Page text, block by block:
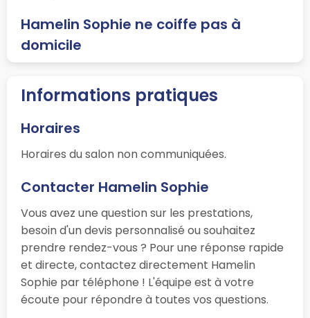
Hamelin Sophie ne coiffe pas à
domicile
Informations pratiques
Horaires
Horaires du salon non communiquées.
Contacter Hamelin Sophie
Vous avez une question sur les prestations,
besoin d'un devis personnalisé ou souhaitez
prendre rendez-vous ? Pour une réponse rapide
et directe, contactez directement Hamelin
Sophie par téléphone ! L'équipe est à votre
écoute pour répondre à toutes vos questions.